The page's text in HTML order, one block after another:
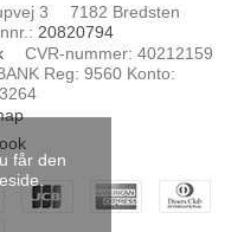
får den
3
7182 Bredsten
: 20820794
CVR-nummer: 40212159
Reg: 9560 Konto: